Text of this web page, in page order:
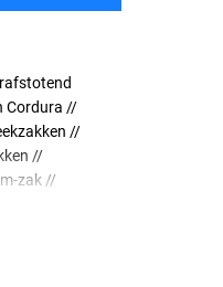
Cordura //
//
//
zak //
Cordura